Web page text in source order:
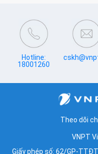
Hotline:
18001260
Theo dõi
VNPT
Giấy phép số: 62/GP-